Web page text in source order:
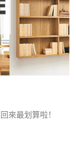
來最划算啦！